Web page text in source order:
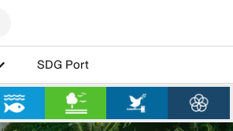
SDG Port